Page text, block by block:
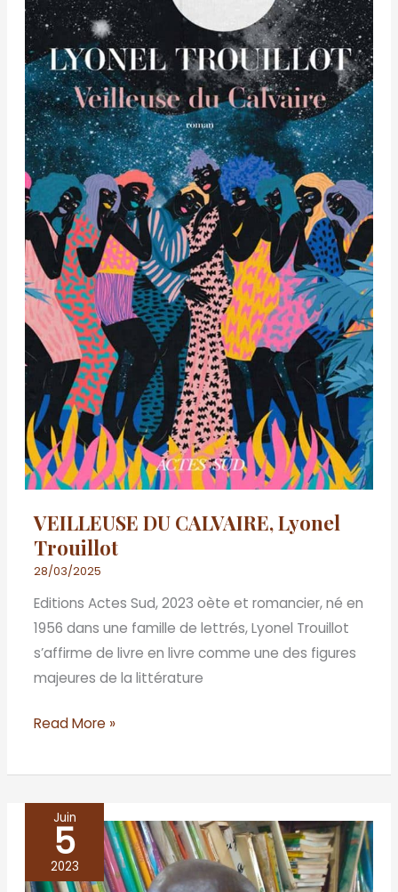
VEILLEUSE DU CALVAIRE, Lyonel
Trouillot
28/03/2025
Editions Actes Sud, 2023 oète et romancier, né en
1956 dans une famille de lettrés, Lyonel Trouillot
s’affirme de livre en livre comme une des figures
majeures de la littérature
Trouillot
Read More »
Juin
5
2023
BENIN/Bohicon